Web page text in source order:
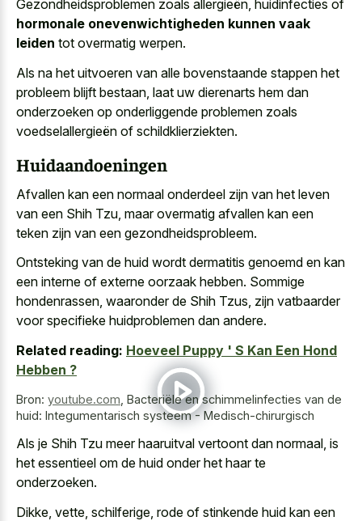
Gezondheidsproblemen zoals allergieën, huidinfecties of
hormonale onevenwichtigheden kunnen vaak
leiden tot overmatig werpen.
Als na het uitvoeren van alle bovenstaande stappen het
probleem blijft bestaan, laat uw dierenarts hem dan
onderzoeken op onderliggende problemen zoals
voedselallergieën of schildklierziekten.
Huidaandoeningen
Afvallen kan een normaal onderdeel zijn van het leven
van een Shih Tzu, maar overmatig afvallen kan een
teken zijn van een gezondheidsprobleem.
Ontsteking van de huid wordt dermatitis genoemd en kan
een interne of externe oorzaak hebben. Sommige
hondenrassen, waaronder de Shih Tzus, zijn vatbaarder
voor specifieke huidproblemen dan andere.
Related reading: Hoeveel Puppy ' S Kan Een Hond
Hebben ?
Bron: youtube.com Bacteriële en schimmelinfecties van de
huid: Integumentarisch systeem - Medisch-chirurgisch
Als je Shih Tzu meer haaruitval vertoont dan normaal, is
het essentieel om de huid onder het haar te
onderzoeken.
Dikke, vette, schilferige, rode of stinkende huid kan een